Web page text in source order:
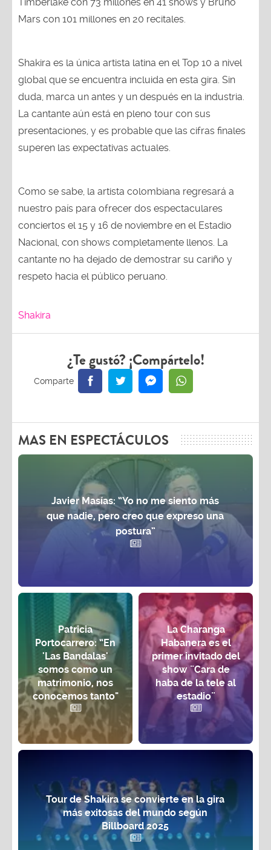
Mars con 101 millones en 20 recitales.
Shakira es la única artista latina en el Top 10 a nivel
global que se encuentra incluida en esta gira. Sin
duda, marca un antes y un después en la industria.
La cantante aún está en pleno tour con sus
presentaciones, y es probable que las cifras finales
superen las expectativas actuales.
Como se sabe, la artista colombiana regresará a
nuestro país para ofrecer dos espectaculares
conciertos el 15 y 16 de noviembre en el Estadio
Nacional, con shows completamente llenos. La
cantante no ha dejado de demostrar su cariño y
respeto hacia el público peruano.
Shakira
¿Te gustó? ¡Compártelo!
MAS EN ESPECTÁCULOS
Javier Masías: “Yo no me siento más
que nadie, pero creo que expreso una
postura”
Patricia
Portocarrero: “En
'Las Bandalas'
somos como un
matrimonio, nos
conocemos tanto"
La Charanga
Habanera es el
primer invitado del
show ¨Cara de
haba de la tele al
estadio¨
Tour de Shakira se convierte en la gira
más exitosas del mundo según
Billboard 2025